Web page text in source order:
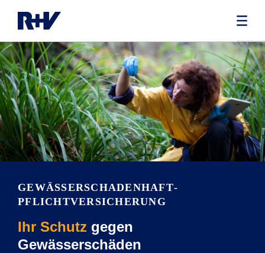
GEWÄSSER­SCHADENHAFT­
PFLICHTVERSICHERUNG
Ihr Schutz gegen
Gewässerschäden